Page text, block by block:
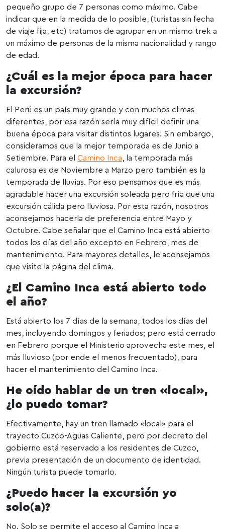
pequeño grupo de 7 personas como máximo. Cabe
indicar que en la medida de lo posible, (turistas sin fecha
de viaje fija, etc) tratamos de agrupar en un mismo trek a
un máximo de personas de la misma nacionalidad y rango
de edad.
¿Cuál es la mejor época para hacer
la excursión?
El Perú es un país muy grande y con muchos climas
diferentes, por esa razón sería muy difícil definir una
buena época para visitar distintos lugares. Sin embargo,
consideramos que la mejor temporada es de Junio a
Setiembre. Para el Camino Inca, la temporada más
calurosa es de Noviembre a Marzo pero también es la
temporada de lluvias. Por eso pensamos que es más
agradable hacer una excursión soleada pero fría que una
excursión cálida pero lluviosa. Por esta razón, nosotros
aconsejamos hacerla de preferencia entre Mayo y
Octubre. Cabe señalar que el Camino Inca está abierto
todos los días del año excepto en Febrero, mes de
mantenimiento. Para mayores detalles, le aconsejamos
que visite la página del clima.
¿El Camino Inca está abierto todo
el año?
Está abierto los 7 días de la semana, todos los días del
mes, incluyendo domingos y feriados; pero está cerrado
en Febrero porque el Ministerio aprovecha este mes, el
más lluvioso (por ende el menos frecuentado), para
hacer el mantenimiento del Camino Inca.
He oído hablar de un tren «local»,
¿lo puedo tomar?
Efectivamente, hay un tren llamado «local» para el
trayecto Cuzco-Aguas Caliente, pero por decreto del
gobierno está reservado a los residentes de Cuzco,
previa presentación de un documento de identidad.
Ningún turista puede tomarlo.
¿Puedo hacer la excursión yo
solo(a)?
No. Solo se permite el acceso al Camino Inca a